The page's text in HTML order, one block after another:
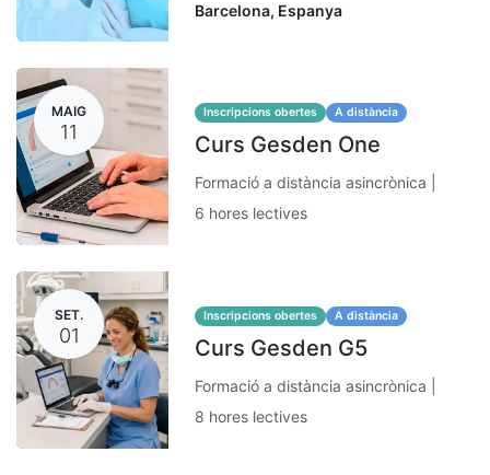
Barcelona, Espanya
MAIG
11
Inscripcions obertes A distància
Curs Gesden One
Formació a distància asincrònica |
6 hores lectives
SET.
01
Inscripcions obertes A distància
Curs Gesden G5
Formació a distància asincrònica |
8 hores lectives